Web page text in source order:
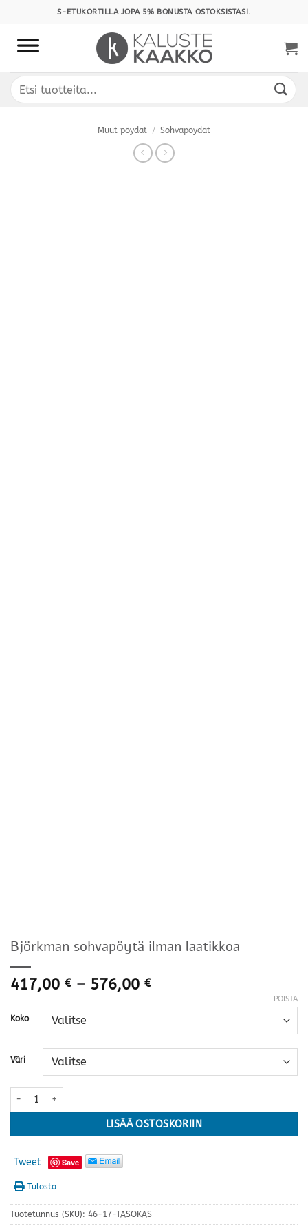
content
S-ETUKORTILLA JOPA 5% BONUSTA OSTOKSISTASI.
Etsi:
Muut pöydät / Sohvapöydät
Björkman sohvapöytä ilman laatikkoa
417,00 € – 576,00 €Hintaluokka:
-
Koko
Väri
POISTA
Björkman sohvapöytä ilman laatikkoa määrä
LISÄÄ OSTOSKORIIN
Tweet Save
Tulosta
Tuotetunnus (SKU): 46-17-TASOKAS